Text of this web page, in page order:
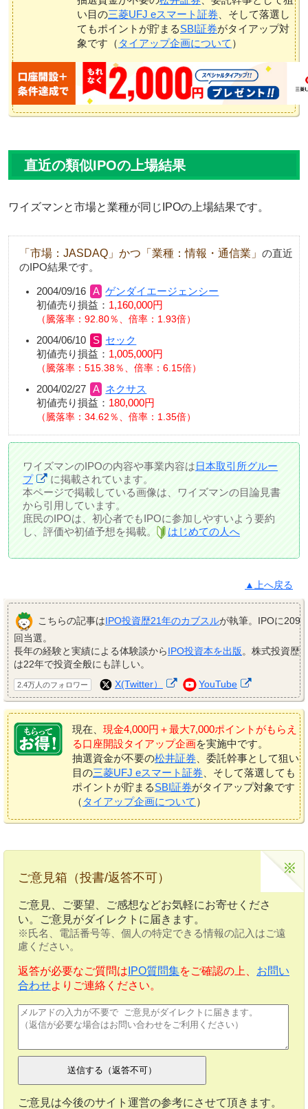
い目の三菱UFJ eスマート証券 、そして落選し
てもポイントが貯まるSBI証券がタイアップ対
象です（ タイアップ企画について ）
直近の類似IPOの上場結果
ワイズマンと市場と業種が同じIPOの上場結果です。
「市場：JASDAQ」かつ「業種：情報・通信業」 の直近
のIPO結果です。
2004/09/16
ゲンダイエージェンシー
初値売り損益： 1,160,000円
騰落率：92.80％、倍率：1.93倍
2004/06/10
セック
初値売り損益： 1,005,000円
騰落率：515.38％、倍率：6.15倍
2004/02/27
ネクサス
初値売り損益： 180,000円
騰落率：34.62％、倍率：1.35倍
ワイズマンのIPOの内容や事業内容は日本取引所グルー
プ
に掲載されています。
本ページで掲載している画像は、ワイズマンの目論見書
から引用しています。
庶民のIPOは、初心者でもIPOに参加しやすいよう要約
し、評価や初値予想を掲載。
はじめての人へ
▲上へ戻る
こちらの記事はIPO投資歴21年のカブスルが執筆。IPOに209
回当選。
長年の経験と実績による体験談からIPO投資本を出版。株式投資歴
は22年で投資全般にも詳しい。
2.4万人のフォロワー X(Twitter） YouTube
現在、 現金4,000円＋最大7,000ポイントがもらえ
る口座開設タイアップ企画を実施中です。
抽選資金が不要の松井証券 、委託幹事として狙い
目の三菱UFJ eスマート証券 、そして落選しても
ポイントが貯まるSBI証券がタイアップ対象です
（ タイアップ企画について ）
ご意見箱（投書/返答不可）
ご意見、ご要望、ご感想などお気軽にお寄せくださ
い。ご意見がダイレクトに届きます。
※氏名、電話番号等、個人の特定できる情報の記入はご遠
慮ください。
返答が必要なご質問は IPO質問集をご確認の上、 お問い
合わせよりご連絡ください。
ご意見は今後のサイト運営の参考にさせて頂きます。